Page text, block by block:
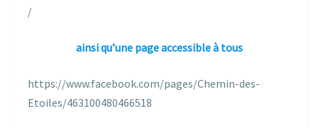
/
ainsi qu’une page accessible à tous
https://www.facebook.com/pages/Chemin-des-
Etoiles/463100480466518